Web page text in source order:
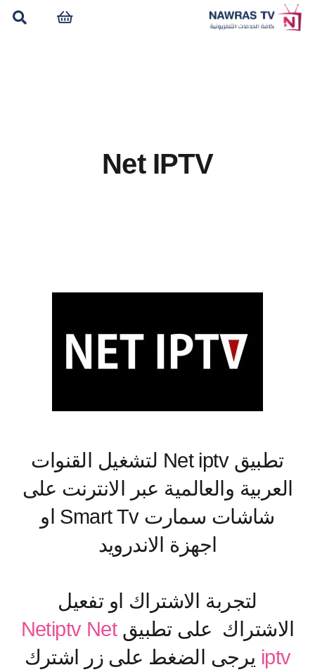
Net IPTV
تطبيق Net iptv لتشغيل القنوات
العربية والعالمية عبر الانترنت على
شاشات سمارت Smart Tv او
اجهزة الاندرويد
لتجربة الاشتراك او تفعيل
الاشتراك على تطبيق
Netiptv Net
iptv يرجى الضغط على زر اشترك